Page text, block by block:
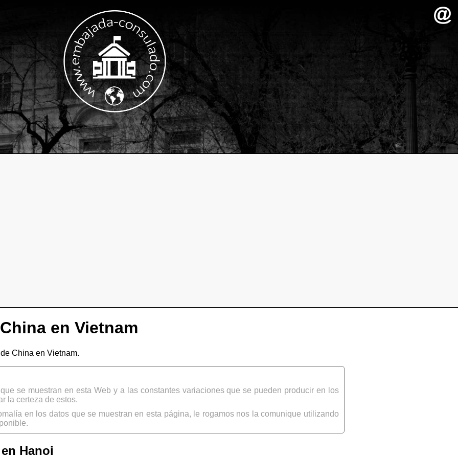
en Vietnam
China en Vietnam.
se muestran en esta Web y a las constantes variaciones que se pueden producir en los
la certeza de estos.
en los datos que se muestran en esta página, le rogamos nos la comunique utilizando
Hanoi